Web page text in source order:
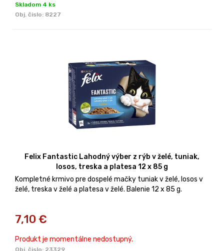
Skladom 4 ks
Obj. čislo: 8227
Felix Fantastic Lahodný výber z rýb v želé, tuniak,
losos, treska a platesa 12 x 85 g
Kompletné krmivo pre dospelé mačky tuniak v želé, losos v
želé, treska v želé a platesa v želé. Balenie 12 x 85 g.
7,10 €
Produkt je momentálne nedostupný.
Obj. čislo: 23329